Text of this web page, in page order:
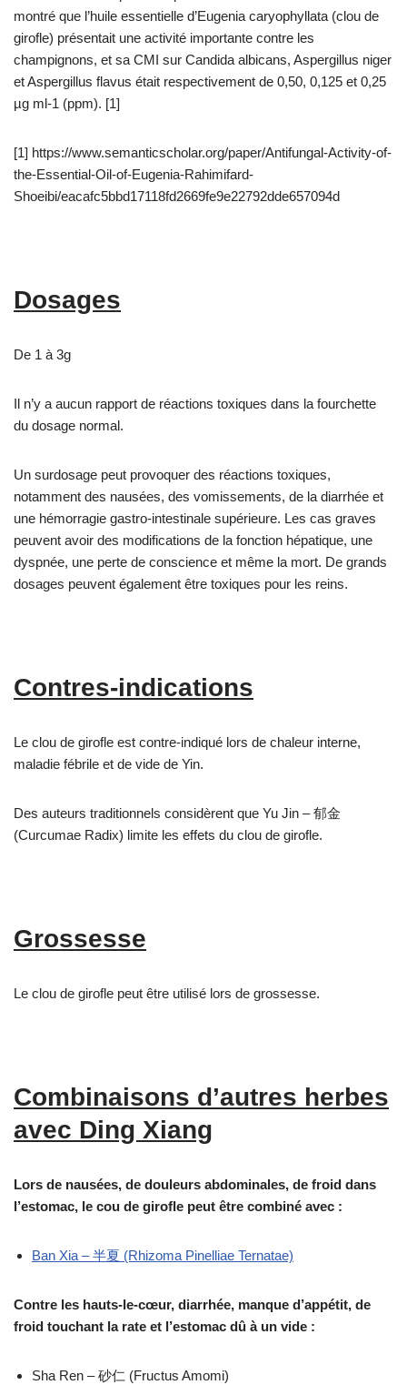
montré que l’huile essentielle d’Eugenia caryophyllata (clou de
girofle) présentait une activité importante contre les
champignons, et sa CMI sur Candida albicans, Aspergillus niger
et Aspergillus flavus était respectivement de 0,50, 0,125 et 0,25
µg ml-1 (ppm). [1]
[1] https://www.semanticscholar.org/paper/Antifungal-Activity-of-
the-Essential-Oil-of-Eugenia-Rahimifard-
Shoeibi/eacafc5bbd17118fd2669fe9e22792dde657094d
Dosages
De 1 à 3g
Il n’y a aucun rapport de réactions toxiques dans la fourchette
du dosage normal.
Un surdosage peut provoquer des réactions toxiques,
notamment des nausées, des vomissements, de la diarrhée et
une hémorragie gastro-intestinale supérieure. Les cas graves
peuvent avoir des modifications de la fonction hépatique, une
dyspnée, une perte de conscience et même la mort. De grands
dosages peuvent également être toxiques pour les reins.
Contres-indications
Le clou de girofle est contre-indiqué lors de chaleur interne,
maladie fébrile et de vide de Yin.
Des auteurs traditionnels considèrent que Yu Jin – 郁金
(Curcumae Radix) limite les effets du clou de girofle.
Grossesse
Le clou de girofle peut être utilisé lors de grossesse.
Combinaisons d’autres herbes
avec Ding Xiang
Lors de nausées, de douleurs abdominales, de froid dans
l’estomac, le cou de girofle peut être combiné avec :
Ban Xia – 半夏 (Rhizoma Pinelliae Ternatae)
Contre les hauts-le-cœur, diarrhée, manque d’appétit, de
froid touchant la rate et l’estomac dû à un vide :
Sha Ren – 砂仁 (Fructus Amomi)